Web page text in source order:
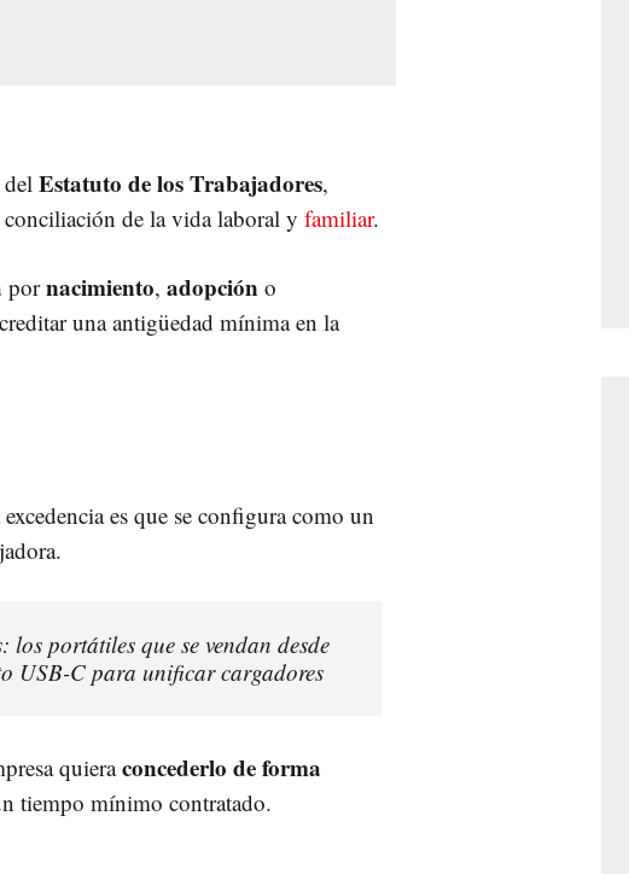
del Estatuto de los Trabajadores,
de la vida laboral y familiar.
pornacimiento, adopción o
una antigüedad mínima en la
es que se configura como un
portátiles que se vendan desde
USB-C para unificar cargadores
quieraconcederlo de forma
tiempo mínimo contratado.